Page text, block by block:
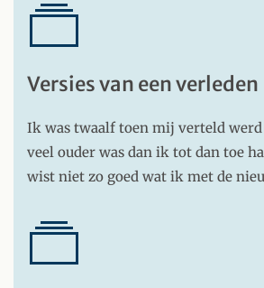
Versies van een verleden
Ik was twaalf toen mij verteld
veel ouder was dan ik tot dan toe
wist niet zo goed wat ik met de